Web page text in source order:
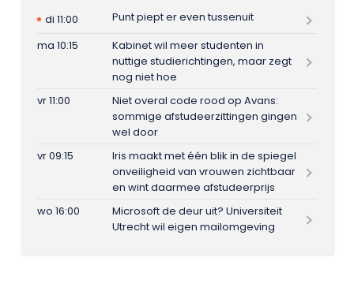
di 11:00
Punt piept er even tussenuit
ma 10:15
Kabinet wil meer studenten in
nuttige studierichtingen, maar zegt
nog niet hoe
vr 11:00
Niet overal code rood op Avans:
sommige afstudeerzittingen gingen
wel door
vr 09:15
Iris maakt met één blik in de spiegel
onveiligheid van vrouwen zichtbaar
en wint daarmee afstudeerprijs
wo 16:00
Microsoft de deur uit? Universiteit
Utrecht wil eigen mailomgeving